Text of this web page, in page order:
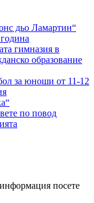
дьо Ламартин“
гимназия в
образование
за юноши от 11-12
по повод
посете